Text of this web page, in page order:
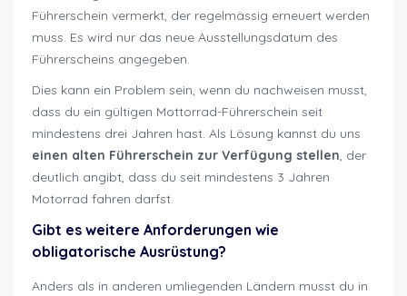
Führerschein vermerkt, der regelmässig erneuert werden
muss. Es wird nur das neue Ausstellungsdatum des
Führerscheins angegeben.
Dies kann ein Problem sein, wenn du nachweisen musst,
dass du ein gültigen Mottorrad-Führerschein seit
mindestens drei Jahren hast. Als Lösung kannst du uns
einen alten Führerschein zur Verfügung stellen, der
deutlich angibt, dass du seit mindestens 3 Jahren
Motorrad fahren darfst.
Gibt es weitere Anforderungen wie
obligatorische Ausrüstung?
Anders als in anderen umliegenden Ländern musst du in